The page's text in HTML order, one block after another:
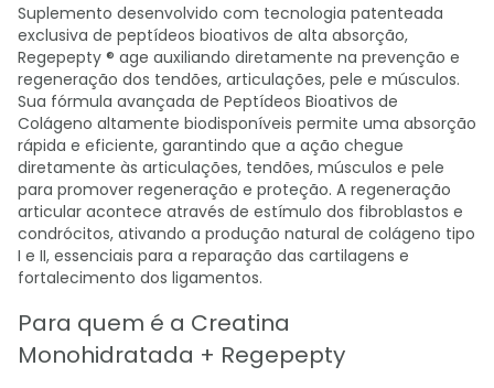
Suplemento desenvolvido com tecnologia patenteada
exclusiva de peptídeos bioativos de alta absorção,
Regepepty ® age auxiliando diretamente na prevenção e
regeneração dos tendões, articulações, pele e músculos.
Sua fórmula avançada de Peptídeos Bioativos de
Colágeno altamente biodisponíveis permite uma absorção
rápida e eficiente, garantindo que a ação chegue
diretamente às articulações, tendões, músculos e pele
para promover regeneração e proteção. A regeneração
articular acontece através de estímulo dos fibroblastos e
condrócitos, ativando a produção natural de colágeno tipo
I e II, essenciais para a reparação das cartilagens e
fortalecimento dos ligamentos.
Para quem é a Creatina
Monohidratada + Regepepty